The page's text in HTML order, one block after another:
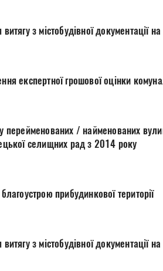
з містобудівної документації
експертної грошової оцінки
/ найменованих
селищних рад з 2014 року
прибудинкової території
з містобудівної документації